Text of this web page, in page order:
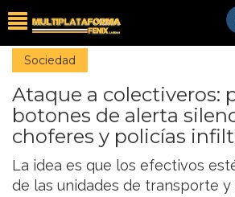
Sociedad
Ataque a colectiveros:
botones de alerta
choferes y policías
La idea es que los efectivos
de las unidades de transporte y